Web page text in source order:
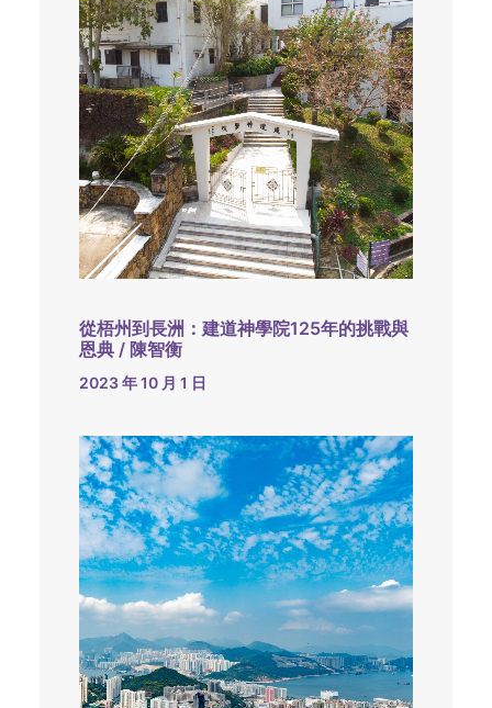
從梧州到長洲：建道神學院125年的挑戰與
恩典 / 陳智衡
2023 年 10 月 1 日